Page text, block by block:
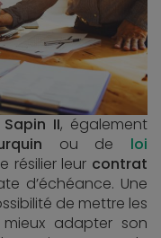
II, également
ou de loi
résilier leur contrat
d’échéance. Une
de mettre les
adapter son